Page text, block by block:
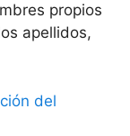
propios
apellidos,
del